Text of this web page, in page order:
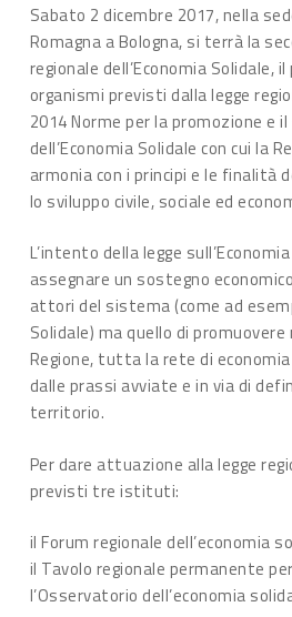
Sabato 2 dicembre 2017, nella
Romagna a Bologna, si terrà la
regionale dell’Economia Solidale,
organismi previsti dalla legge
2014 Norme per la promozione e
dell’Economia Solidale con cui la
armonia con i principi e le finalità
lo sviluppo civile, sociale ed
L’intento della legge
assegnare un sostegno
attori del sistema (come ad
Solidale) ma quello di
Regione, tutta la rete di
dalle prassi avviate e in via di
territorio.
Per dare attuazione alla legge
previsti tre istituti:
il Forum regionale dell’economia
il Tavolo regionale permanente
l’Osservatorio dell’economia